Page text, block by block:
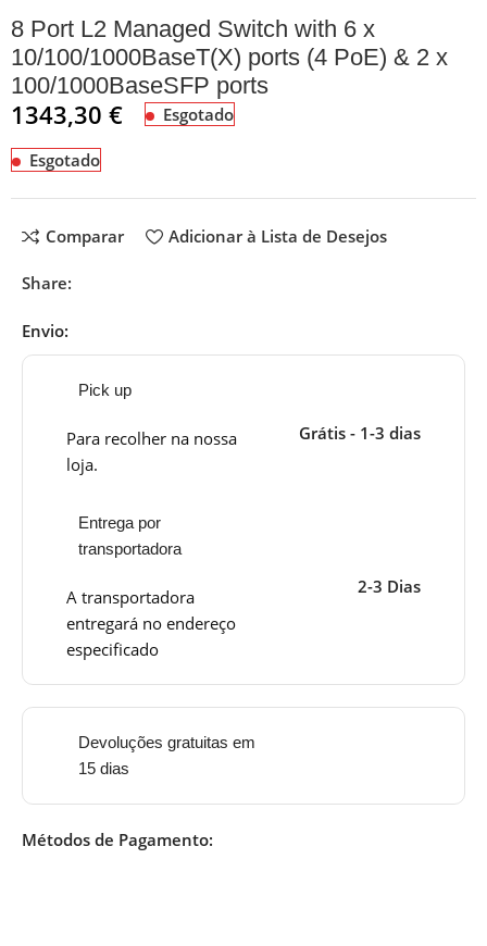
8 Port L2 Managed Switch with 6 x
10/100/1000BaseT(X) ports (4 PoE) & 2 x
100/1000BaseSFP ports
1343,30€ Esgotado
Esgotado
Comparar Adicionar à Lista de Desejos
Share:
Envio:
Pick up
Para recolher na nossa
loja.
Grátis - 1-3 dias
Entrega por
transportadora
A transportadora
entregará no endereço
especificado
2-3 Dias
Devoluções gratuitas em
15 dias
Métodos de Pagamento: